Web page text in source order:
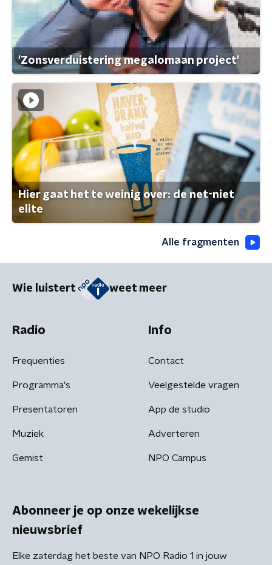
'Zonsverduistering megalomaan project'
Hier gaat het te weinig over: de net-niet
elite
Alle fragmenten
Wie luistert weet meer
Radio
Frequenties
Programma's
Presentatoren
Muziek
Gemist
Info
Contact
Veelgestelde vragen
App de studio
Adverteren
NPO Campus
Abonneer je op onze wekelijkse
nieuwsbrief
Elke zaterdag het beste van NPO Radio 1 in jouw